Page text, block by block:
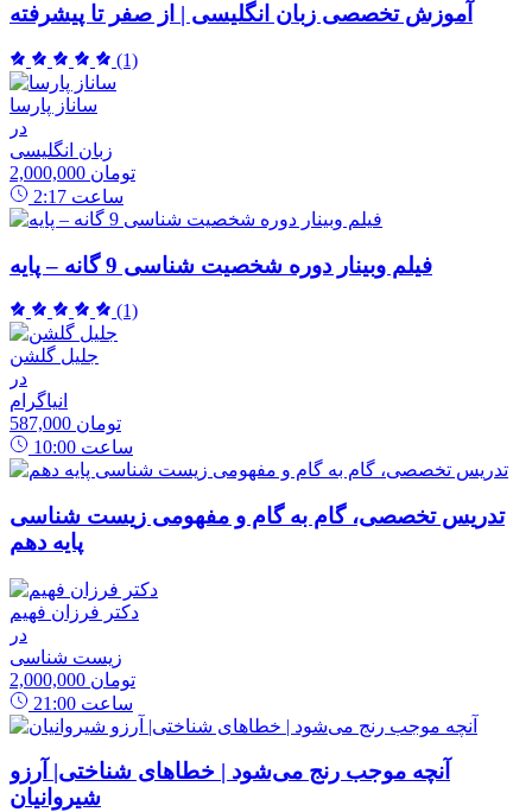
آموزش تخصصی زبان انگلیسی | از صفر تا پیشرفته
(1)
ساناز پارسا
در
زبان انگلیسی
2,000,000 تومان
2:17 ساعت
فیلم وبینار دوره شخصیت شناسی 9 گانه – پایه
(1)
جلیل گلشن
در
انیاگرام
587,000 تومان
10:00 ساعت
تدریس تخصصی، گام به گام و مفهومی زیست شناسی
پایه دهم
دکتر فرزان فهیم
در
زیست شناسی
2,000,000 تومان
21:00 ساعت
آنچه موجب رنج می‌شود | خطاهای شناختی| آرزو
شیروانیان